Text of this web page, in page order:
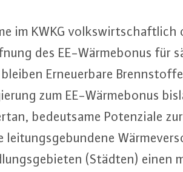
im KWKG volks­wirt­schaft­lich
des EE-Wär­me­bo­nus für
bleiben Er­neu­er­ba­re
zum EE-Wär­me­bo­nus
be­deut­sa­me Po­ten­zia­le
lei­tungs­ge­bun­de­ne
(Städten) einen